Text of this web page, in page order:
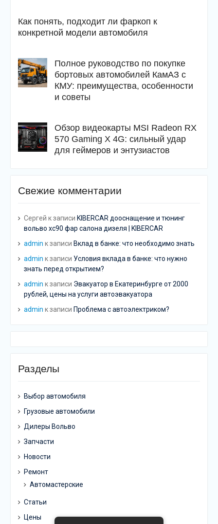
Как понять, подходит ли фаркоп к
конкретной модели автомобиля
Полное руководство по покупке
бортовых автомобилей КамАЗ с
КМУ: преимущества, особенности
и советы
Обзор видеокарты MSI Radeon RX
570 Gaming X 4G: сильный удар
для геймеров и энтузиастов
Свежие комментарии
Сергей к записи KIBERCAR дооснащение и тюнинг
вольво хс90 фар салона дизеля | KIBERCAR
admin к записи Вклад в банке: что необходимо знать
admin к записи Условия вклада в банке: что нужно
знать перед открытием?
admin к записи Эвакуатор в Екатеринбурге от 2000
рублей, цены на услуги автоэвакуатора
admin к записи Проблема с автоэлектриком?
Разделы
Выбор автомобиля
Грузовые автомобили
Дилеры Вольво
Запчасти
Новости
Ремонт
Автомастерские
Статьи
Цены